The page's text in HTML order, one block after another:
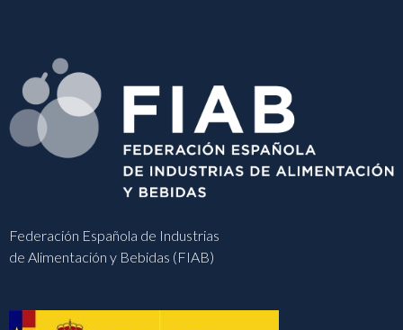
Federación Española de Industrias
de Alimentación y Bebidas (FIAB)